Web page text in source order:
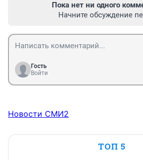
Пока нет ни одного
Начните обсуждение
Гость
Войти
Новости СМИ2
ТОП 5